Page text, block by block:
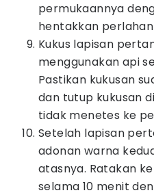
permukaannya
hentakkan
Kukus lapisan
menggunakan api
Pastikan kukusan
dan tutup kukusan
tidak menetes ke
Setelah lapisan
adonan warna
atasnya. Ratakan
selama 10 menit